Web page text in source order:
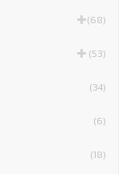
(68)
(53)
(34)
(6)
(18)